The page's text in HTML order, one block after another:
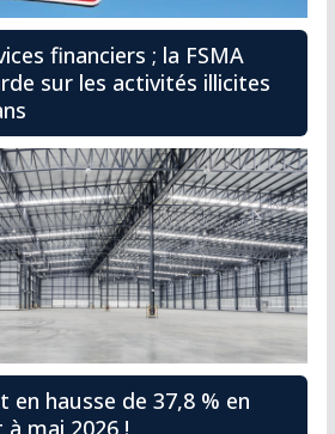
financiers ; la FSMA
sur les activités illicites
en hausse de 37,8 % en